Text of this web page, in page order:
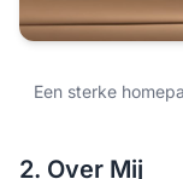
Een sterke
2. Over Mij